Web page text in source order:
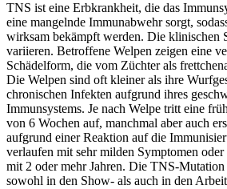
TNS ist eine Erbkrankheit, die das
eine mangelnde Immunabwehr sorgt,
wirksam bekämpft werden. Die klinischen
variieren. Betroffene Welpen zeigen eine
Schädelform, die vom Züchter als
Die Welpen sind oft kleiner als ihre
chronischen Infekten aufgrund ihres
Immunsystems. Je nach Welpe tritt eine
von 6 Wochen auf, manchmal aber auch
aufgrund einer Reaktion auf die
verlaufen mit sehr milden Symptomen oder
mit 2 oder mehr Jahren. Die TNS-
sowohl in den Show- als auch in den